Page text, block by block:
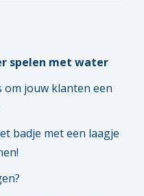
spelen met water
jouw klanten een
badje met een laagje